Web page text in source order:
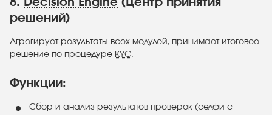
8. Decision Engine (Центр принятия
решений)
Агрегирует результаты всех модулей, принимает итоговое
решение по процедуре KYC.
Функции:
Сбор и анализ результатов проверок (селфи с